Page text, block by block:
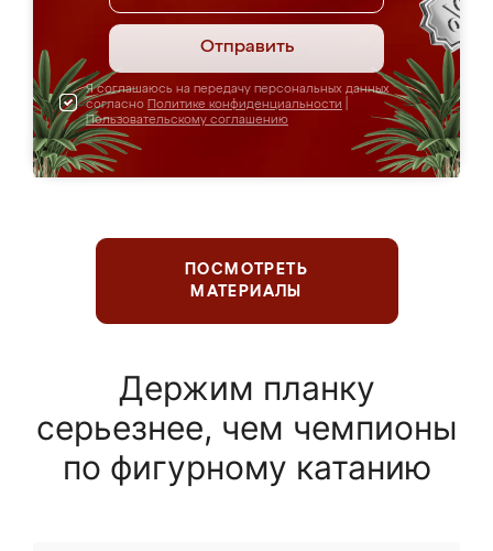
Отправить
Я соглашаюсь на передачу персональных данных
согласно Политике конфиденциальности
Пользовательскому соглашению
ПОСМОТРЕТЬ
МАТЕРИАЛЫ
Держим планку
серьезнее, чем чемпионы
по фигурному катанию